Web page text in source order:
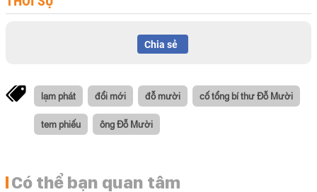
Chia sẻ
lạm phát đổi mới đỗ mười cố tổng bí thư Đỗ Mười
tem phiếu ông Đỗ Mười
Có thể bạn quan tâm